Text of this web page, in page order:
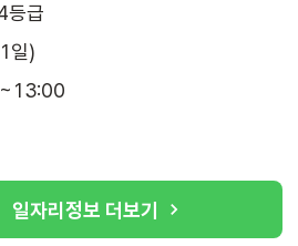
등급
일)
일자리정보 더보기